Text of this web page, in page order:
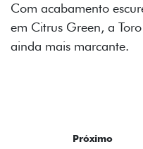
comemorativa.
Previous
Next